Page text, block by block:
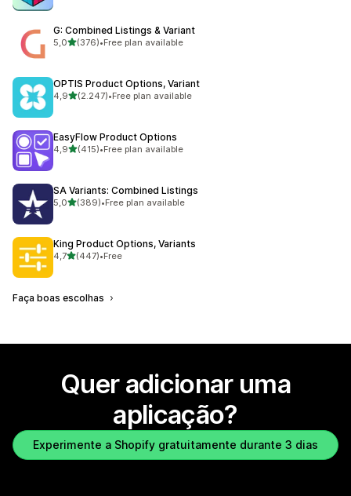
G: Combined Listings & Variant
5,0de 5 estrelas
(376)
376 total de avaliações
•Free plan available
OPTIS Product Options, Variant
4,9de 5 estrelas
(2.247)
2247 total de avaliações
•Free plan available
EasyFlow Product Options
4,9de 5 estrelas
(415)
415 total de avaliações
•Free plan available
SA Variants: Combined Listings
5,0de 5 estrelas
(389)
389 total de avaliações
•Free plan available
King Product Options, Variants
4,7de 5 estrelas
(447)
447 total de avaliações
•Free
Faça boas escolhas
Quer adicionar uma
aplicação?
Experimente a Shopify gratuitamente durante 3 dias